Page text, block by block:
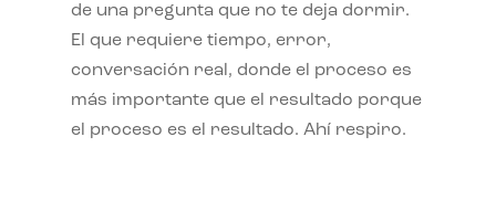
de una pregunta que no te deja dormir.
El que requiere tiempo, error,
conversación real, donde el proceso es
más importante que el resultado porque
el proceso es el resultado. Ahí respiro.